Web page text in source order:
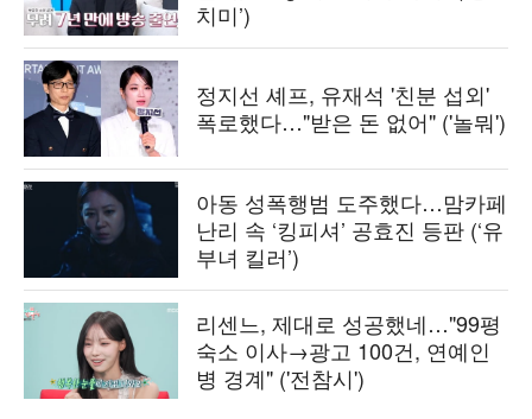
치미’)
정지선 셰프, 유재석 '친분 섭외'
폭로했다…"받은 돈 없어" ('놀뭐')
아동 성폭행범 도주했다…맘카페
난리 속 ‘킹피셔’ 공효진 등판 (‘유
부녀 킬러’)
리센느, 제대로 성공했네…"99평
숙소 이사→광고 100건, 연예인
병 경계" ('전참시')